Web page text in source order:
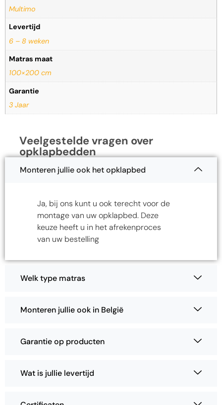
Multimo
Levertijd
6 – 8 weken
Matras maat
100×200 cm
Garantie
3 Jaar
Veelgestelde vragen over
opklapbedden
Monteren jullie ook het opklapbed
Ja, bij ons kunt u ook terecht voor de
montage van uw opklapbed. Deze
keuze heeft u in het afrekenproces
van uw bestelling
Welk type matras
Monteren jullie ook in België
Garantie op producten
Wat is jullie levertijd